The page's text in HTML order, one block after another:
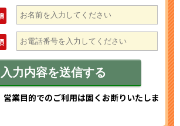
業目的でのご利用は固くお断りいたしま